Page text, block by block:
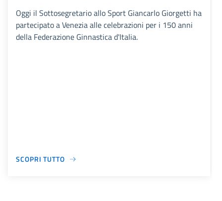
Oggi il Sottosegretario allo Sport Giancarlo Giorgetti ha
partecipato a Venezia alle celebrazioni per i 150 anni
della Federazione Ginnastica d'Italia.
SCOPRI TUTTO